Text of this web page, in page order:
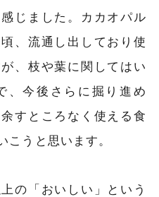
じました。カカオパル
、流通し出しており使
、枝や葉に関してはい
、今後さらに掘り進め
すところなく使える食
こうと思います。
の「おいしい」という